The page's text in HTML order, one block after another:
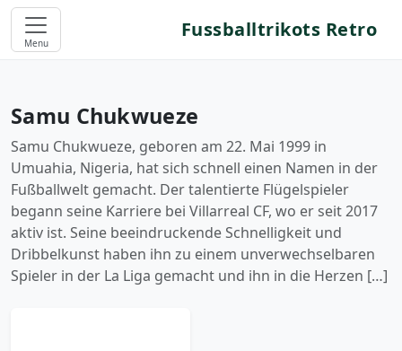
Menu
Fussballtrikots Retro
Samu Chukwueze
Samu Chukwueze, geboren am 22. Mai 1999 in
Umuahia, Nigeria, hat sich schnell einen Namen in der
Fußballwelt gemacht. Der talentierte Flügelspieler
begann seine Karriere bei Villarreal CF, wo er seit 2017
aktiv ist. Seine beeindruckende Schnelligkeit und
Dribbelkunst haben ihn zu einem unverwechselbaren
Spieler in der La Liga gemacht und ihn in die Herzen […]